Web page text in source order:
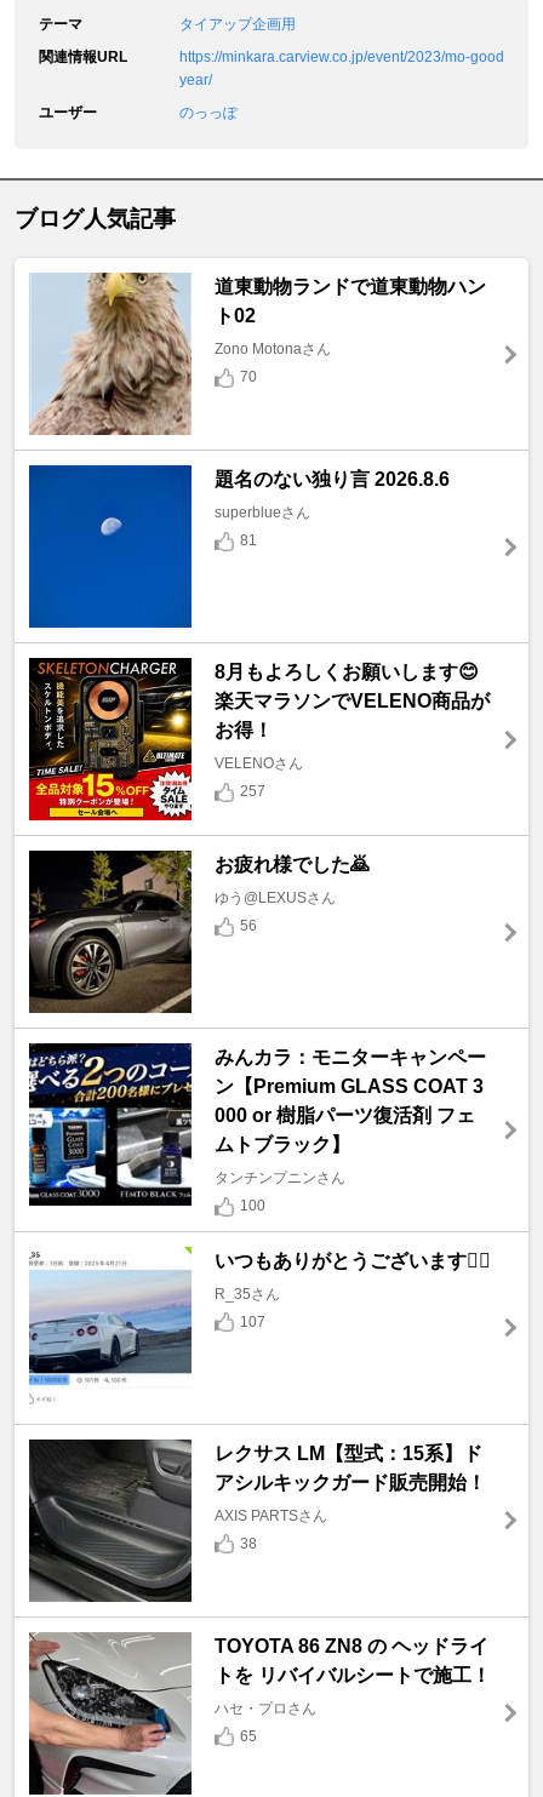
テーマ
タイアップ企画用
関連情報URL
https://minkara.carview.co.jp/event/2023/mo-good
year/
ユーザー
のっっぽ
ブログ人気記事
道東動物ランドで道東動物ハン
ト02
Zono Motonaさん
70
題名のない独り言 2026.8.6
superblueさん
81
8月もよろしくお願いします😊
楽天マラソンでVELENO商品が
お得！
VELENOさん
257
お疲れ様でした🙇
ゆう@LEXUSさん
56
みんカラ：モニターキャンペー
ン【Premium GLASS COAT 3
000 or 樹脂パーツ復活剤 フェ
ムトブラック】
タンチンプニンさん
100
いつもありがとうございます🙇‍♂️
R_35さん
107
レクサス LM【型式：15系】ド
アシルキックガード販売開始！
AXIS PARTSさん
38
TOYOTA 86 ZN8 の ヘッドライ
トを リバイバルシートで施工！
ハセ・プロさん
65